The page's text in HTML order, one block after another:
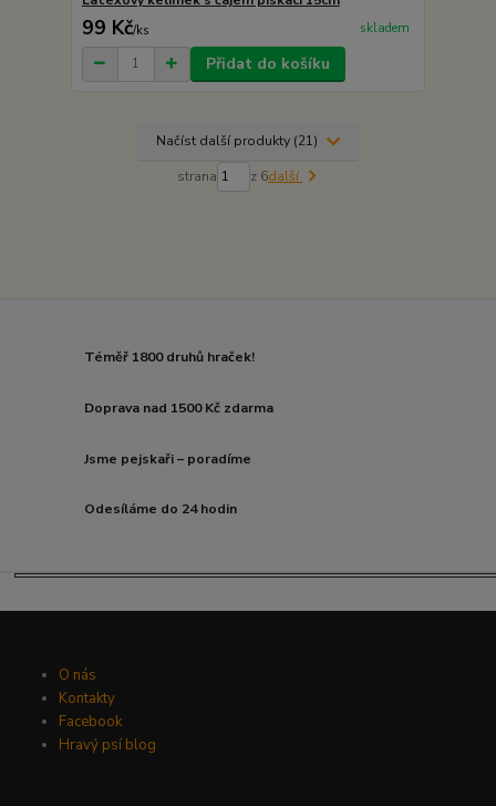
99 Kč/ks skladem
Přidat do košíku
Načíst další produkty (21)
strana z 6další
Téměř 1800 druhů hraček!
Doprava nad 1500 Kč zdarma
Jsme pejskaři – poradíme
Odesíláme do 24 hodin
O nás
Kontakty
Facebook
Hravý psí blog